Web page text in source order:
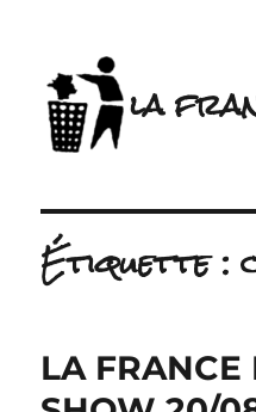
la
Étiquette :
LA FRANCE